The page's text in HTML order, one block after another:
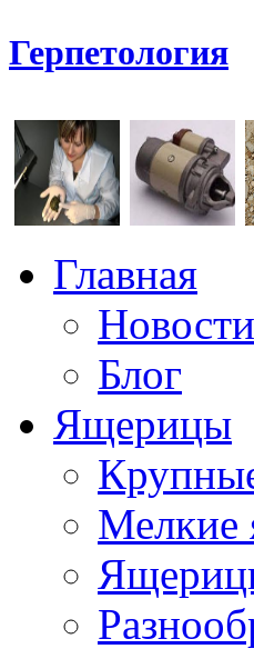
Герпетология
Главная
Блог
Ящерицы
Мелкие